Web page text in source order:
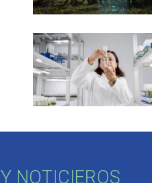
NOTICIEROS